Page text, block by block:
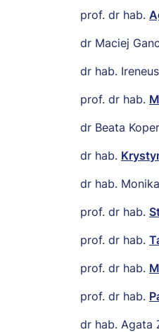
prof. dr hab.
dr Maciej
dr hab.
prof. dr hab.
dr Beata
dr hab.
dr hab.
prof. dr hab.
prof. dr hab.
prof. dr hab.
prof. dr hab.
dr hab. Agata